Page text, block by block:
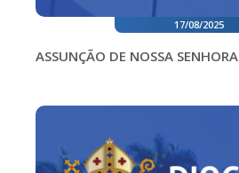
17/08/2025
ASSUNÇÃO DE NOSSA SENHORA